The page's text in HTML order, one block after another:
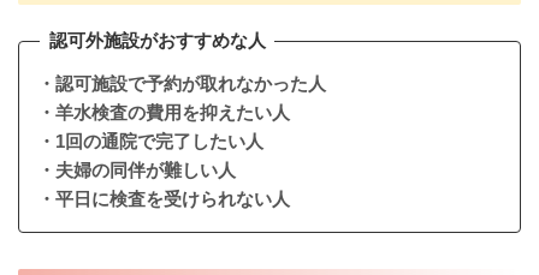
認可外施設がおすすめな人
・認可施設で予約が取れなかった人
・羊水検査の費用を抑えたい人
・1回の通院で完了したい人
・夫婦の同伴が難しい人
・平日に検査を受けられない人